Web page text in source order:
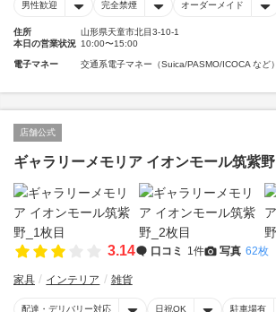
男性歓迎 完全禁煙 オーダーメイド
住所
山形県天童市北目3-10-1
本日の営業状況 10:00〜15:00
電子マネー 交通系電子マネー（Suica/PASMO/ICOCA など）
店舗公式
ギャラリーメモリア イオンモール筑紫野
3.14 口コミ 1件 写真 62枚
家具 インテリア 雑貨
配達・デリバリー対応 日祝OK 駐車場有